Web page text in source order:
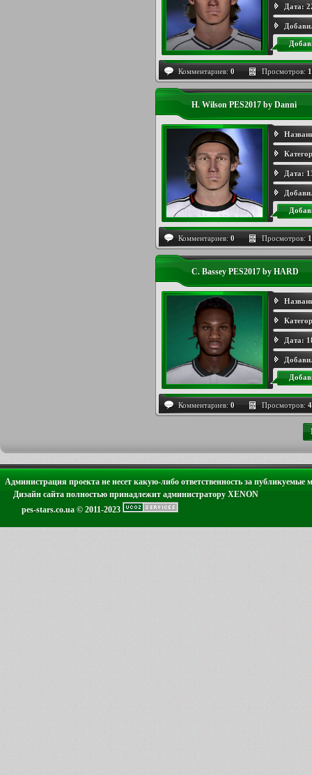
Дата:
Комментариев: 0 Просмотров:
H. Wilson PES2017 by Danni
Дата:
Комментариев: 0 Просмотров:
C. Bassey PES2017 by HARD
Дата:
Комментариев: 0 Просмотров:
Администрация проекта не несет какую-либо ответственность за публикуемые
Дизайн сайта полностью принадлежит администратору XENON
pes-stars.co.ua © 2011-2023